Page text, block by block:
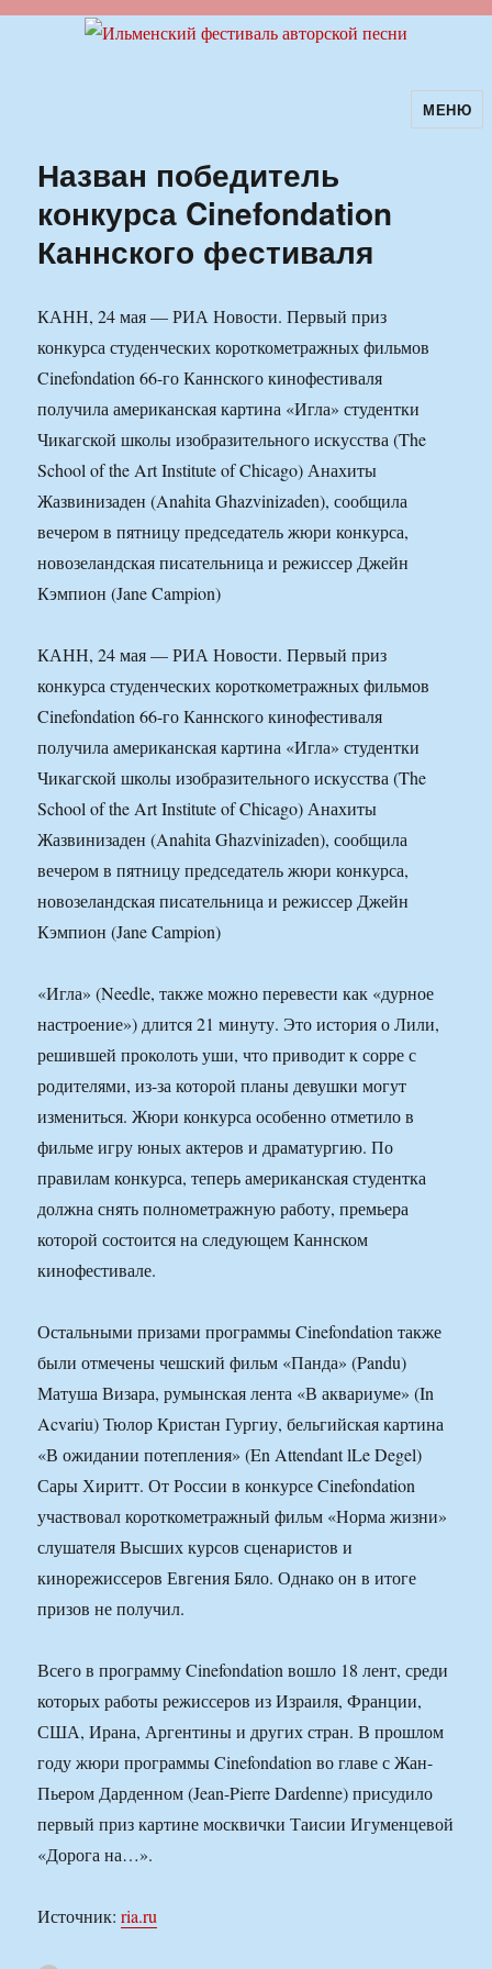
Ильменский фестиваль авторскойМЕНЮ
Назван победитель
конкурса Cinefondation
Каннского фестиваля
КАНН, 24 мая — РИА Новости. Первый приз
конкурса студенческих короткометражных фильмов
Cinefondation 66-го Каннского кинофестиваля
получила американская картина «Игла» студентки
Чикагской школы изобразительного искусства (The
School of the Art Institute of Chicago) Анахиты
Жазвинизаден (Anahita Ghazvinizaden), сообщила
вечером в пятницу председатель жюри конкурса,
новозеландская писательница и режиссер Джейн
Кэмпион (Jane Campion)
КАНН, 24 мая — РИА Новости. Первый приз
конкурса студенческих короткометражных фильмов
Cinefondation 66-го Каннского кинофестиваля
получила американская картина «Игла» студентки
Чикагской школы изобразительного искусства (The
School of the Art Institute of Chicago) Анахиты
Жазвинизаден (Anahita Ghazvinizaden), сообщила
вечером в пятницу председатель жюри конкурса,
новозеландская писательница и режиссер Джейн
Кэмпион (Jane Campion)
«Игла» (Needle, также можно перевести как «дурное
настроение») длится 21 минуту. Это история о Лили,
решившей проколоть уши, что приводит к сорре с
родителями, из-за которой планы девушки могут
измениться. Жюри конкурса особенно отметило в
фильме игру юных актеров и драматургию. По
правилам конкурса, теперь американская студентка
должна снять полнометражную работу, премьера
которой состоится на следующем Каннском
кинофестивале.
Остальными призами программы Cinefondation также
были отмечены чешский фильм «Панда» (Pandu)
Матуша Визара, румынская лента «В аквариуме» (In
Acvariu) Тюлор Кристан Гургиу, бельгийская картина
«В ожидании потепления» (En Attendant lLe Degel)
Сары Хиритт. От России в конкурсе Cinefondation
участвовал короткометражный фильм «Норма жизни»
слушателя Высших курсов сценаристов и
кинорежиссеров Евгения Бяло. Однако он в итоге
призов не получил.
Всего в программу Cinefondation вошло 18 лент, среди
которых работы режиссеров из Израиля, Франции,
США, Ирана, Аргентины и других стран. В прошлом
году жюри программы Cinefondation во главе с Жан-
Пьером Дарденном (Jean-Pierre Dardenne) присудило
первый приз картине москвички Таисии Игуменцевой
«Дорога на…».
Источник:ria.ru